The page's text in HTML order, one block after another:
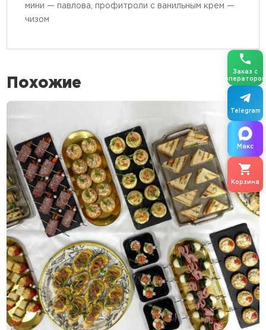
мини — павлова, профитроли с ванильным крем —
чизом
Похожие
Заказ с
оператором
Telegram
Макс
Корзина